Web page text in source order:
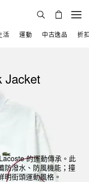
活 運動 中古逸品 折
Jacket
的運動傳承。此
防潑水、防風機能；撞
街頭運動風格。